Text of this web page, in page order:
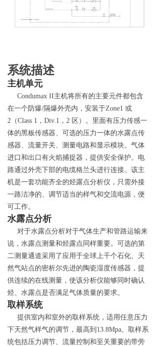
系统描述
主机单元
Condumax II主机将所有的主要元件都包含
在一个防爆/隔爆外壳内，安装于Zone1 或
2 （Class 1 ， Div.1 ， 2 区）。里面有压力传感一
体的黑板传感器、可选的压力一体的水露点传
感器、流量开关、测量电路和显示模块。气体
进口和出口有火焰捕捉器，提供安全保护。电
路通过外壳下部的电缆格兰头进行连接。该主
机是一套功能齐全的烃露点分析仪，只需外接
一路洁净的、调节适当的样气和交流电源，便
可工作。
水露点分析
对于水露点分析对于气体生产和管路运输来
说，水露点测量和烃露点同样重要。可选的第
二测量通道采用了应用于全球上千个石化、天
然气站点的密析尔先进的陶瓷湿度传感器，提
供连续的在线测量，使该分析仪能够同时确认
烃、水露点是否满足气体质量的要求。
取样系统
提供室内和室外的取样系统，适用任意压力
下天然气样气的调节，最高到 13.8Mpa。取样系
统包括压力调节、流量控制和至关重要的带旁